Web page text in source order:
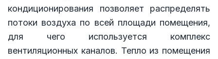
кондиционирования позволяет распределять
потоки воздуха по всей площади помещения,
для чего используется комплекс
вентиляционных каналов. Тепло из помещения